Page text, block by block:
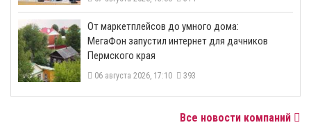
От маркетплейсов до умного дома:
МегаФон запустил интернет для дачников
Пермского края
06 августа 2026, 17:10 393
Все новости компаний